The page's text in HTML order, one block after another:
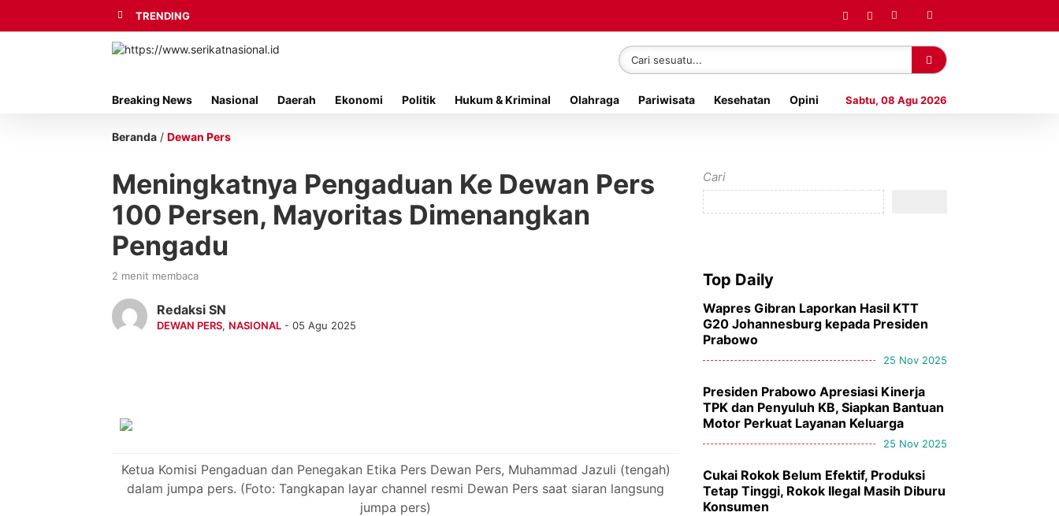
TRENDING
Breaking News Nasional Daerah Ekonomi Politik Hukum & Kriminal Olahraga Pariwisata Kesehatan Opini Sabtu, 08 Agu 2026
Beranda / Dewan Pers
Meningkatnya Pengaduan Ke Dewan Pers
100 Persen, Mayoritas Dimenangkan
Pengadu
2 menit membaca
Redaksi SN
DEWAN PERS, NASIONAL - 05 Agu 2025
Ketua Komisi Pengaduan dan Penegakan Etika Pers Dewan Pers, Muhammad Jazuli (tengah)
dalam jumpa pers. (Foto: Tangkapan layar channel resmi Dewan Pers saat siaran langsung
jumpa pers)
Cari
Top Daily
Wapres Gibran Laporkan Hasil KTT
G20 Johannesburg kepada Presiden
Prabowo
25 Nov 2025
Presiden Prabowo Apresiasi Kinerja
TPK dan Penyuluh KB, Siapkan Bantuan
Motor Perkuat Layanan Keluarga
25 Nov 2025
Cukai Rokok Belum Efektif, Produksi
Tetap Tinggi, Rokok Ilegal Masih Diburu
Konsumen